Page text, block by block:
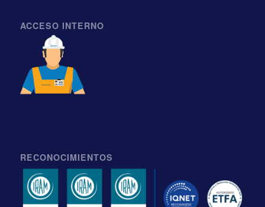
ACCESO INTERNO
RECONOCIMIENTOS